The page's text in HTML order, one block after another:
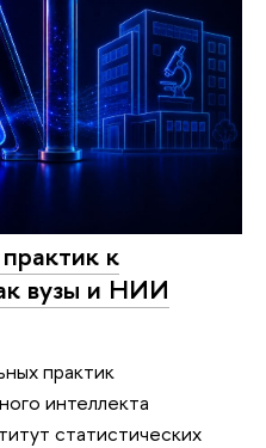
к
вузы и НИИ
практик
интеллекта
статистических